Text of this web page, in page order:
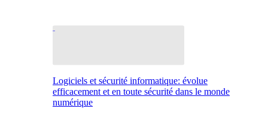
Logiciels et sécurité informatique: évolue
efficacement et en toute sécurité dans le monde
numérique